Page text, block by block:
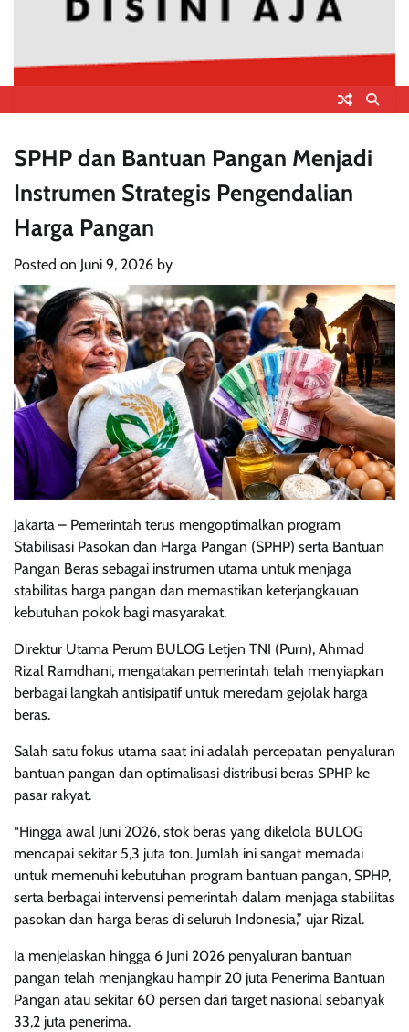
SPHP dan Bantuan Pangan Menjadi
Instrumen Strategis Pengendalian
Harga Pangan
Posted on Juni 9, 2026 by
Jakarta – Pemerintah terus mengoptimalkan program
Stabilisasi Pasokan dan Harga Pangan (SPHP) serta Bantuan
Pangan Beras sebagai instrumen utama untuk menjaga
stabilitas harga pangan dan memastikan keterjangkauan
kebutuhan pokok bagi masyarakat.
Direktur Utama Perum BULOG Letjen TNI (Purn), Ahmad
Rizal Ramdhani, mengatakan pemerintah telah menyiapkan
berbagai langkah antisipatif untuk meredam gejolak harga
beras.
Salah satu fokus utama saat ini adalah percepatan penyaluran
bantuan pangan dan optimalisasi distribusi beras SPHP ke
pasar rakyat.
“Hingga awal Juni 2026, stok beras yang dikelola BULOG
mencapai sekitar 5,3 juta ton. Jumlah ini sangat memadai
untuk memenuhi kebutuhan program bantuan pangan, SPHP,
serta berbagai intervensi pemerintah dalam menjaga stabilitas
pasokan dan harga beras di seluruh Indonesia,” ujar Rizal.
Ia menjelaskan hingga 6 Juni 2026 penyaluran bantuan
pangan telah menjangkau hampir 20 juta Penerima Bantuan
Pangan atau sekitar 60 persen dari target nasional sebanyak
33,2 juta penerima.